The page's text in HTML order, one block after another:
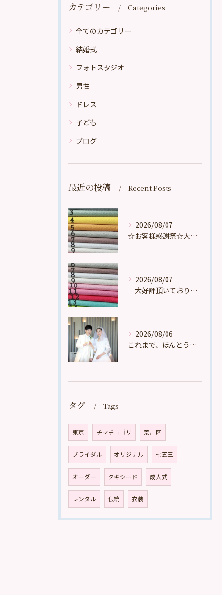
カテゴリー Categories
全てのカテゴリー
結婚式
フォトスタジオ
男性
ドレス
子ども
ブログ
最近の投稿 Recent Posts
2026/08/07
☆お客様感謝祭☆大好評頂いております。
2026/08/07
大好評頂いております。
2026/08/06
これまで、ほんとうに多くの、たくさんの、数え切れないほどのお...
タグ Tags
東京 チマチョゴリ 荒川区
ブライダル オリジナル 七五三
オーダー タキシード 成人式
レンタル 伝統 衣装